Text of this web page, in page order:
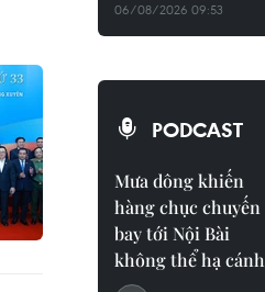
06/08/2026 09:53
PODCAST
Mưa dông khiến
hàng chục chuyến
bay tới Nội Bài
không thể hạ cánh